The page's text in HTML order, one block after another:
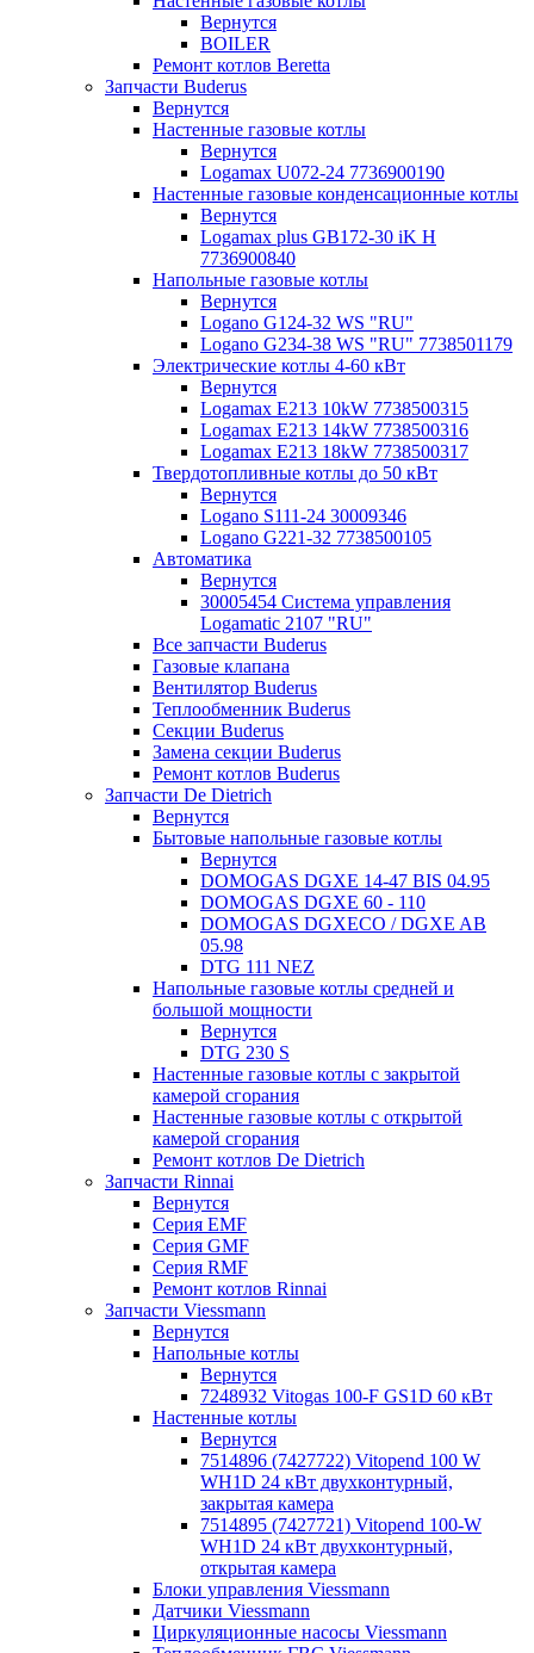
Вернутся
BOILER
Ремонт котлов Beretta
Запчасти Buderus
Вернутся
Настенные газовые котлы
Вернутся
Logamax U072-24 7736900190
Настенные газовые конденсационные котлы
Вернутся
Logamax plus GB172-30 iK H
7736900840
Напольные газовые котлы
Вернутся
Logano G124-32 WS "RU"
Logano G234-38 WS "RU" 7738501179
Электрические котлы 4-60 кВт
Вернутся
Logamax E213 10kW 7738500315
Logamax E213 14kW 7738500316
Logamax E213 18kW 7738500317
Твердотопливные котлы до 50 кВт
Вернутся
Logano S111-24 30009346
Logano G221-32 7738500105
Автоматика
Вернутся
30005454 Система управления
Logamatic 2107 "RU"
Все запчасти Buderus
Газовые клапана
Вентилятор Buderus
Теплообменник Buderus
Секции Buderus
Замена секции Buderus
Ремонт котлов Buderus
Запчасти De Dietrich
Вернутся
Бытовые напольные газовые котлы
Вернутся
DOMOGAS DGXE 14-47 BIS 04.95
DOMOGAS DGXE 60 - 110
DOMOGAS DGXECO / DGXE AB
05.98
DTG 111 NEZ
Напольные газовые котлы средней и
большой мощности
Вернутся
DTG 230 S
Настенные газовые котлы с закрытой
камерой сгорания
Настенные газовые котлы с открытой
камерой сгорания
Ремонт котлов Dе Dietrich
Запчасти Rinnai
Вернутся
Серия EMF
Серия GMF
Серия RMF
Ремонт котлов Rinnai
Запчасти Viessmann
Вернутся
Напольные котлы
Вернутся
7248932 Vitogas 100-F GS1D 60 кВт
Настенные котлы
Вернутся
7514896 (7427722) Vitopend 100 W
WH1D 24 кВт двухконтурный,
закрытая камера
7514895 (7427721) Vitopend 100-W
WH1D 24 кВт двухконтурный,
открытая камера
Блоки управления Viessmann
Датчики Viessmann
Циркуляционные насосы Viessmann